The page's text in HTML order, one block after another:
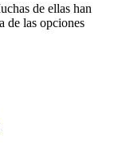
de ellas han
de las opciones